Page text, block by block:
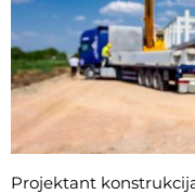
Projektant